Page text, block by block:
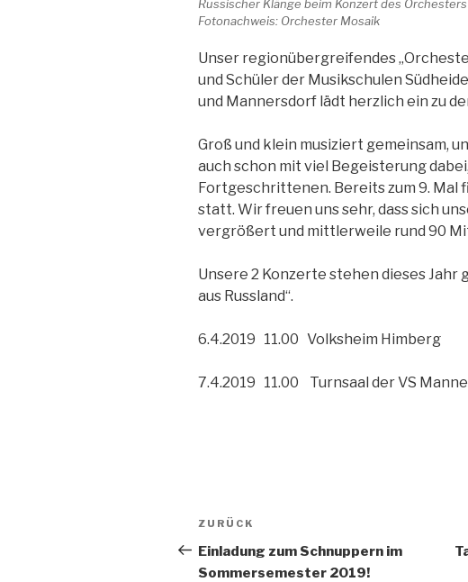
Russischer Klänge beim Konzert des
Fotonachweis: Orchester Mosaik
Unser regionübergreifendes
und Schüler der Musikschulen
und Mannersdorf lädt herzlich ein zu
Groß und klein musiziert gemeinsam,
auch schon mit viel Begeisterung
Fortgeschrittenen. Bereits zum 9. Mal
statt. Wir freuen uns sehr, dass sich
vergrößert und mittlerweile rund 90
Unsere 2 Konzerte stehen dieses Jahr
aus Russland“.
6.4.2019 11.00 Volksheim Himberg
7.4.2019 11.00 Turnsaal der VS
Beitrags-
Navigation
Vorheriger
Beitrag
ZURÜCK
Einladung zum Schnuppern im
Sommersemester 2019!